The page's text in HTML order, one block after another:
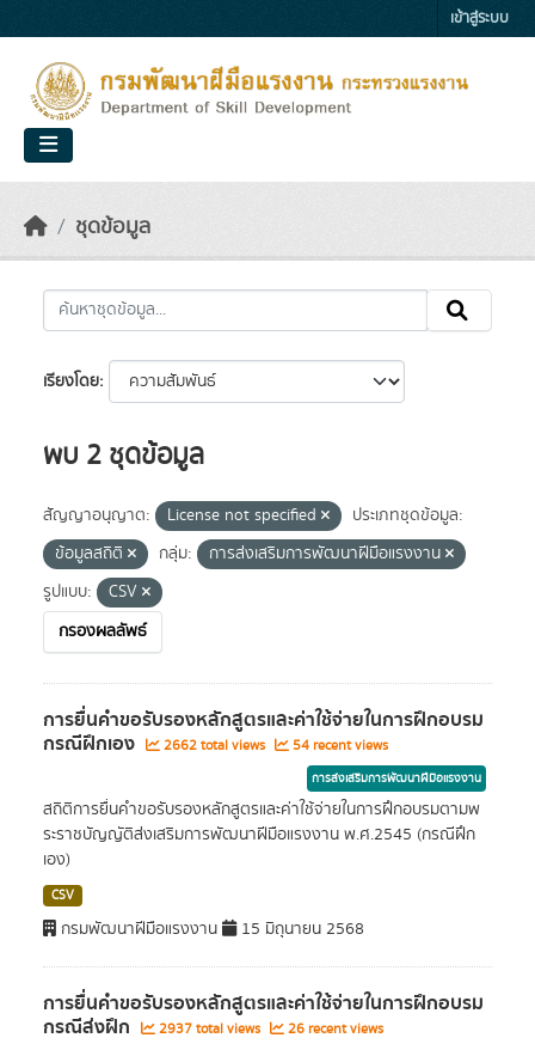
เข้าสู่ระบบ
ชุดข้อมูล
เรียงโดย
พบ 2 ชุดข้อมูล
สัญญาอนุญาต: License not specified
ประเภทชุดข้อมูล:
ข้อมูลสถิติ
กลุ่ม:
การส่งเสริมการพัฒนาฝีมือแรงงาน
รูปแบบ:
CSV
กรองผลลัพธ์
การยื่นคำขอรับรองหลักสูตรและค่าใช้จ่ายในการฝึกอบรม
กรณีฝึกเอง 2662 total views 54 recent views
การส่งเสริมการพัฒนาฝีมือแรงงาน
สถิติการยื่นคำขอรับรองหลักสูตรและค่าใช้จ่ายในการฝึกอบรมตามพ
ระราชบัญญัติส่งเสริมการพัฒนาฝีมือแรงงาน พ.ศ.2545 (กรณีฝึก
เอง)
CSV
กรมพัฒนาฝีมือแรงงาน 15 มิถุนายน 2568
การยื่นคำขอรับรองหลักสูตรและค่าใช้จ่ายในการฝึกอบรม
กรณีส่งฝึก 2937 total views 26 recent views